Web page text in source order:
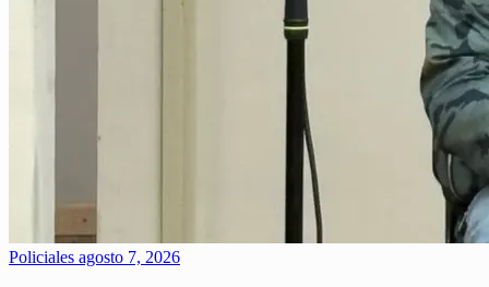
Policiales agosto 7, 2026